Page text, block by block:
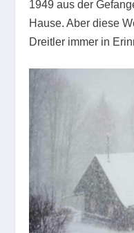
1949 aus der
Hause. Aber diese
Dreitler immer in